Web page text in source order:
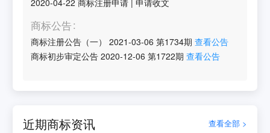
商标公告
商标注册公告（一） 2021-03-06 第1734期 查看公告
商标初步审定公告 2020-12-06 第1722期 查看公告
近期商标资讯 查看全部 >